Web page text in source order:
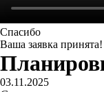
Спасибо
Ваша заявка принята!
03.11.2025